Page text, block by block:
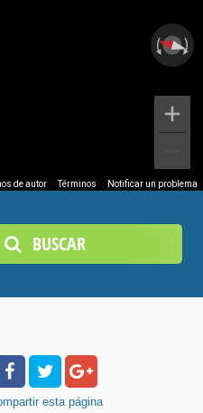
de autor Términos Notificar un problema
BUSCAR
esta página